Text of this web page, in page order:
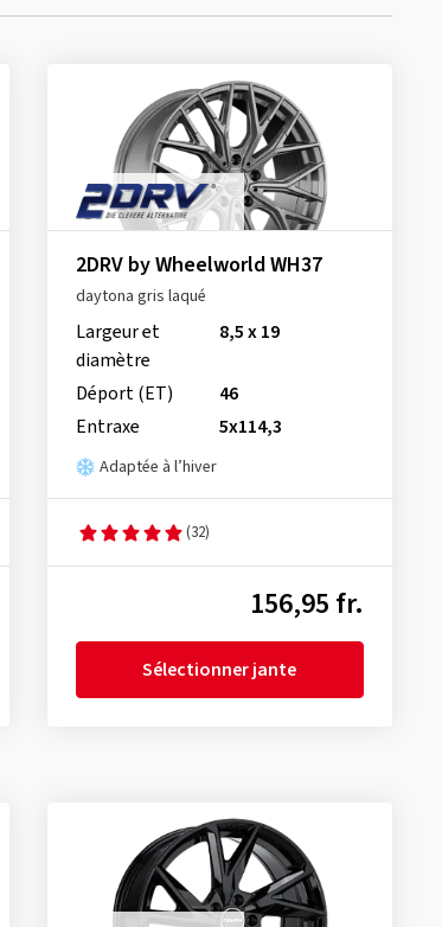
2DRV by Wheelworld WH37
daytona gris laqué
Largeur et
diamètre
8,5 x 19
Déport (ET)
46
Entraxe
5x114,3
Adaptée à l’hiver
(32)
156,95 fr.
Sélectionner jante